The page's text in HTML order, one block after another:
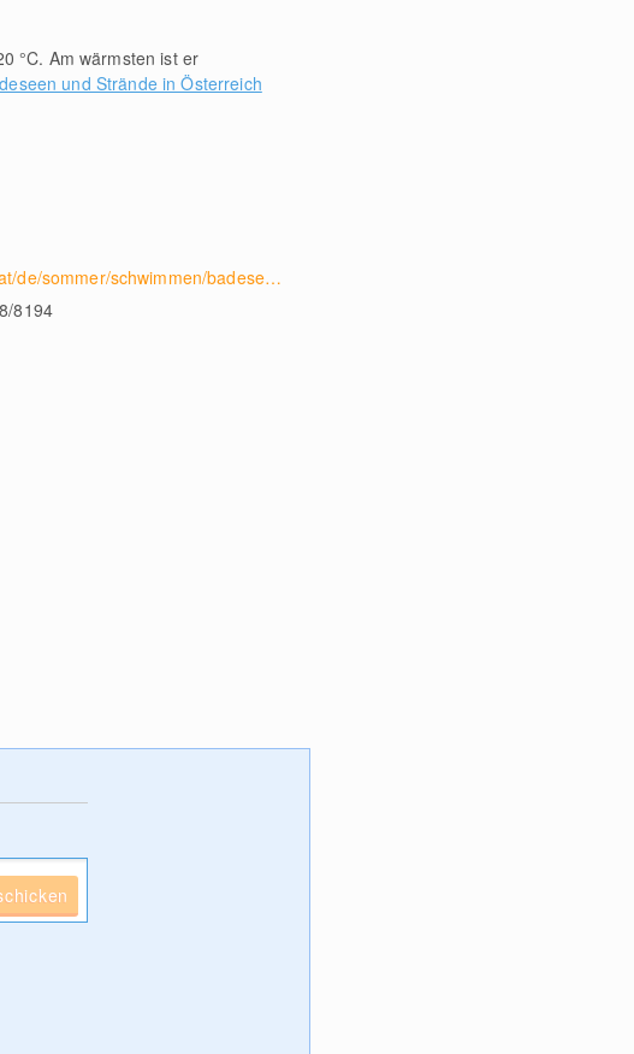
°C. Am wärmsten ist er
und Strände in Österreich
www.eben.at/de/sommer/schwimmen/badesee.html
8194